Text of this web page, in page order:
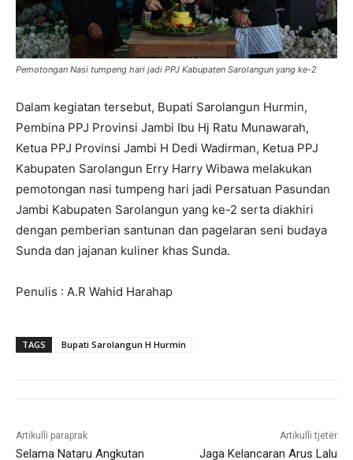
Pemotongan Nasi tumpeng hari jadi PPJ Kabupaten Sarolangun yang ke-2
Dalam kegiatan tersebut, Bupati Sarolangun Hurmin,
Pembina PPJ Provinsi Jambi Ibu Hj Ratu Munawarah,
Ketua PPJ Provinsi Jambi H Dedi Wadirman, Ketua PPJ
Kabupaten Sarolangun Erry Harry Wibawa melakukan
pemotongan nasi tumpeng hari jadi Persatuan Pasundan
Jambi Kabupaten Sarolangun yang ke-2 serta diakhiri
dengan pemberian santunan dan pagelaran seni budaya
Sunda dan jajanan kuliner khas Sunda.
Penulis : A.R Wahid Harahap
TAGS Bupati Sarolangun H Hurmin
Artikulli paraprak
Selama Nataru Angkutan
Artikulli tjetër
Jaga Kelancaran Arus Lalu